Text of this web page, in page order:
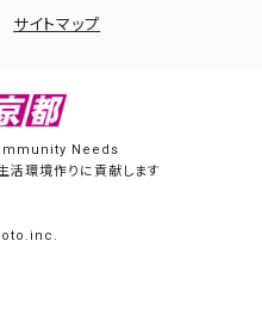
サイトマップ
Needs
活環境作りに貢献します